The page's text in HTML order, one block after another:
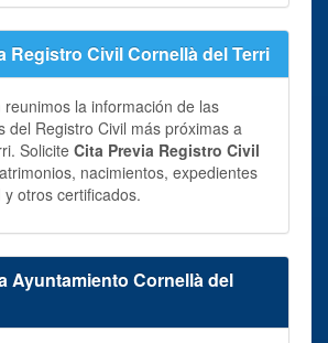
Registro Civil Cornellà del Terri
reunimos la información de las
del Registro Civil más próximas a
SoliciteCita Previa Registro Civil
nacimientos, expedientes
otros certificados.
Ayuntamiento Cornellà del